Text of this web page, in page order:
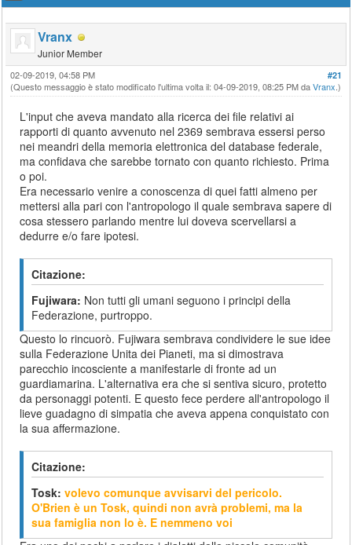
Vranx
Junior Member
#21
02-09-2019, 04:58 PM
(Questo messaggio è stato modificato l'ultima volta il: 04-09-2019, 08:25 PM daVranx .)
L'input che aveva mandato alla ricerca dei file relativi ai
rapporti di quanto avvenuto nel 2369 sembrava essersi perso
nei meandri della memoria elettronica del database federale,
ma confidava che sarebbe tornato con quanto richiesto. Prima
o poi.
Era necessario venire a conoscenza di quei fatti almeno per
mettersi alla pari con l'antropologo il quale sembrava sapere di
cosa stessero parlando mentre lui doveva scervellarsi a
dedurre e/o fare ipotesi.
Citazione:
Fujiwara: Non tutti gli umani seguono i principi della
Federazione, purtroppo.
Questo lo rincuorò. Fujiwara sembrava condividere le sue idee
sulla Federazione Unita dei Pianeti, ma si dimostrava
parecchio incosciente a manifestarle di fronte ad un
guardiamarina. L'alternativa era che si sentiva sicuro, protetto
da personaggi potenti. E questo fece perdere all'antropologo il
lieve guadagno di simpatia che aveva appena conquistato con
la sua affermazione.
Citazione:
Tosk: volevo comunque avvisarvi del pericolo.
O'Brien è un Tosk, quindi non avrà problemi, ma la
sua famiglia non lo è. E nemmeno voi